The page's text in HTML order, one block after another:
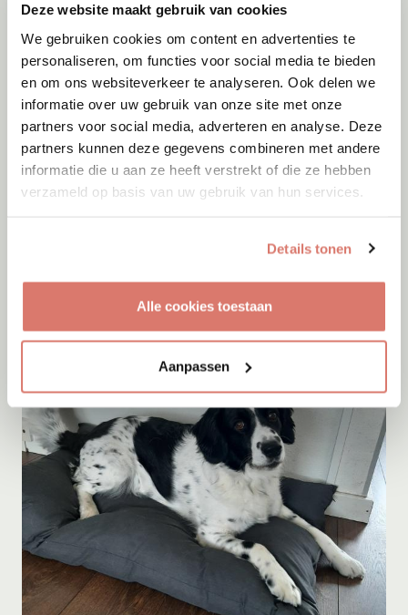
Deze website maakt gebruik van cookies
We gebruiken cookies om content en advertenties te
personaliseren, om functies voor social media te bieden
en om ons websiteverkeer te analyseren. Ook delen we
informatie over uw gebruik van onze site met onze
partners voor social media, adverteren en analyse. Deze
partners kunnen deze gegevens combineren met andere
informatie die u aan ze heeft verstrekt of die ze hebben
verzameld op basis van uw gebruik van hun services.
Details tonen
Alle cookies toestaan
Aanpassen
Cyka